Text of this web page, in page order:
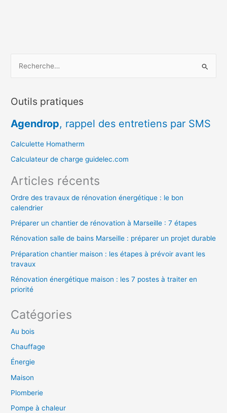
h
r
c
h
r
:
Outils pratiques
Agendrop, rappel des entretiens par SMS
Calculette Homatherm
Calculateur de charge guidelec.com
Articles récents
Ordre des travaux de rénovation énergétique : le bon
calendrier
Préparer un chantier de rénovation à Marseille : 7 étapes
Rénovation salle de bains Marseille : préparer un projet durable
Préparation chantier maison : les étapes à prévoir avant les
travaux
Rénovation énergétique maison : les 7 postes à traiter en
priorité
Catégories
Au bois
Chauffage
Énergie
Maison
Plomberie
Pompe à chaleur